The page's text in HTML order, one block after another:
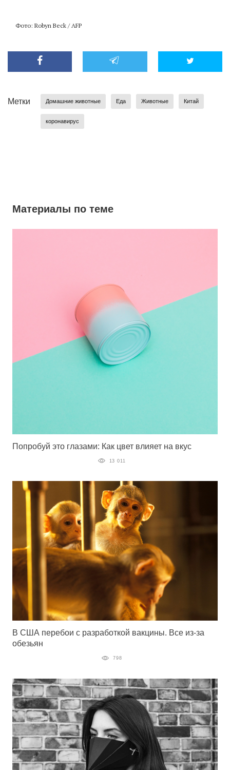
Фото: Robyn Beck / AFP
Метки Домашние животные Еда Животные Китай
коронавирус
Материалы по теме
Попробуй это глазами: Как цвет влияет на вкус
13 011
В США перебои с разработкой вакцины. Все из-за
обезьян
798